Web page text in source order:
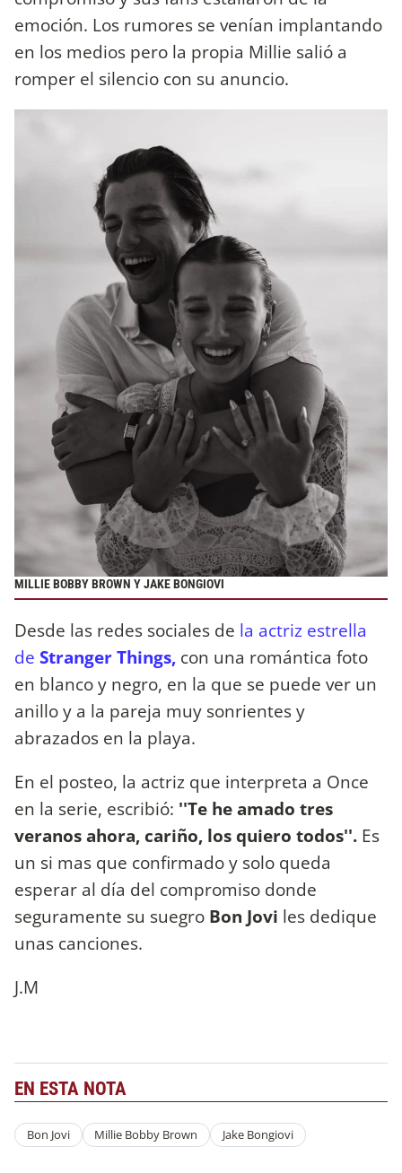
emoción. Los rumores se venían implantando
en los medios pero la propia Millie salió a
romper el silencio con su anuncio.
MILLIE BOBBY BROWN Y JAKE BONGIOVI
Desde las redes sociales de la actriz estrella
de Stranger Things, con una romántica foto
en blanco y negro, en la que se puede ver un
anillo y a la pareja muy sonrientes y
abrazados en la playa.
En el posteo, la actriz que interpreta a Once
en la serie, escribió: ''Te he amado tres
veranos ahora, cariño, los quiero todos''. Es
un si mas que confirmado y solo queda
esperar al día del compromiso donde
seguramente su suegro Bon Jovi les dedique
unas canciones.
J.M
EN ESTA NOTA
Bon Jovi Millie Bobby Brown Jake Bongiovi